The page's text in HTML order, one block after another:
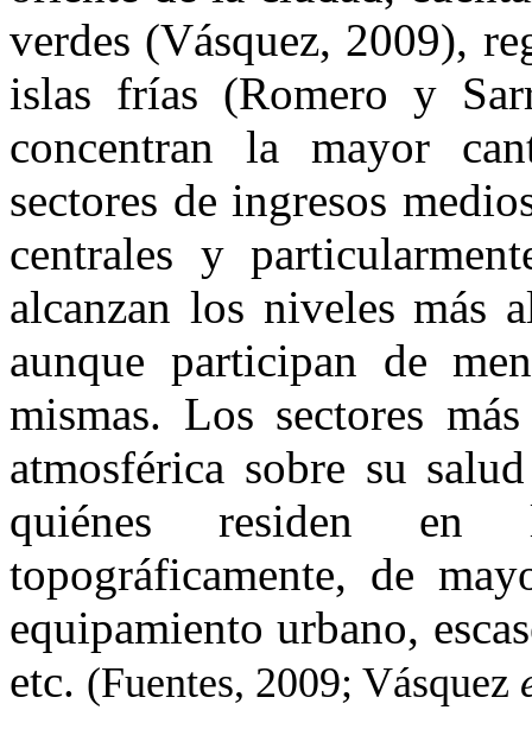
verdes (Vásquez, 2009),
islas frías (Romero y
concentran la mayor
sectores de ingresos
centrales y
alcanzan los niveles más
aunque participan de
mismas. Los sectores
atmosférica sobre su
quiénes residen en
topográficamente, de
equipamiento urbano,
etc. (Fuentes, 2009; Vásquez